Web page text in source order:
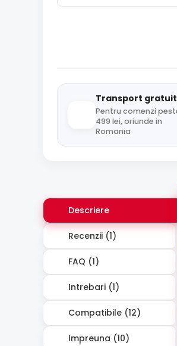
Transport gratuit
Pentru comenzi
499 lei, oriunde in
Romania
Descriere
Recenzii (1)
FAQ (1)
Intrebari (1)
Compatibile (12)
Impreuna (10)